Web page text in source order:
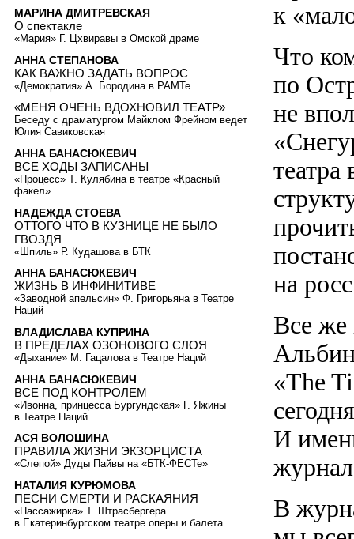
к
Что
по
не
театра
на
Все же
«The
И
журнал
В
МАРИНА ДМИТРЕВСКАЯ
О спектакле
«Мария» Г. Цхвиравы в Омской драме
АННА СТЕПАНОВА
КАК ВАЖНО ЗАДАТЬ ВОПРОС
«Демократия» А. Бородина в РАМТе
«МЕНЯ ОЧЕНЬ ВДОХНОВИЛ ТЕАТР»
Беседу с драматургом Майклом Фрейном ведет
Юлия Савиковская
АННА БАНАСЮКЕВИЧ
ВСЕ ХОДЫ ЗАПИСАНЫ
«Процесс» Т. Кулябина в театре «Красный
факел»
НАДЕЖДА СТОЕВА
ОТТОГО ЧТО В КУЗНИЦЕ НЕ БЫЛО
ГВОЗДЯ
«Шпиль» Р. Кудашова в БТК
АННА БАНАСЮКЕВИЧ
ЖИЗНЬ В ИНФИНИТИВЕ
«Заводной апельсин» Ф. Григорьяна в Театре
Наций
ВЛАДИСЛАВА КУПРИНА
В ПРЕДЕЛАХ ОЗОНОВОГО СЛОЯ
«Дыхание» М. Гацалова в Театре Наций
АННА БАНАСЮКЕВИЧ
ВСЕ ПОД КОНТРОЛЕМ
«Ивонна, принцесса Бургундская» Г. Яжины
в Театре Наций
АСЯ ВОЛОШИНА
ПРАВИЛА ЖИЗНИ ЭКЗОРЦИСТА
«Слепой» Дуды Пайвы на «БТК-ФЕСТе»
НАТАЛИЯ КУРЮМОВА
ПЕСНИ СМЕРТИ И РАСКАЯНИЯ
«Пассажирка» Т. Штрасбергера
в Екатеринбургском театре оперы и балета